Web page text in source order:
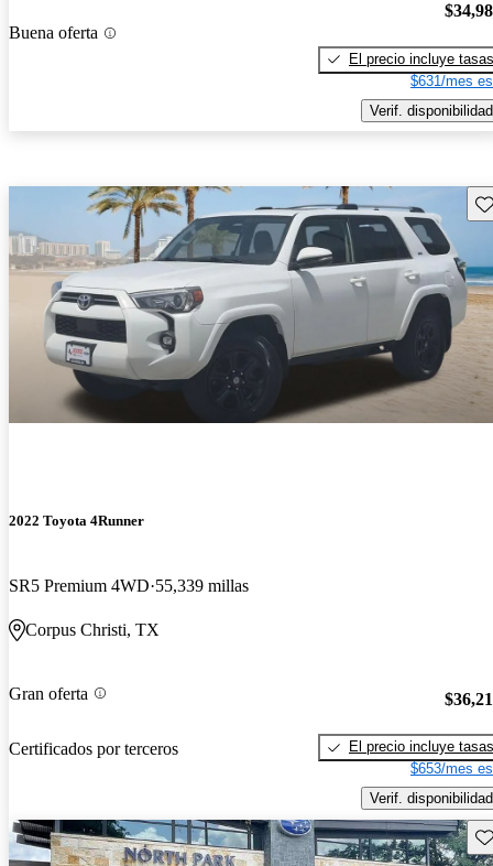
Buena oferta
El precio incluye tasas
$631/mes
Verif. disponibilidad
2022 Toyota 4Runner
SR5 Premium 4WD 55,339 millas
Corpus Christi, TX
Gran oferta
Certificados por terceros
El precio incluye tasas
$653/mes
Verif. disponibilidad